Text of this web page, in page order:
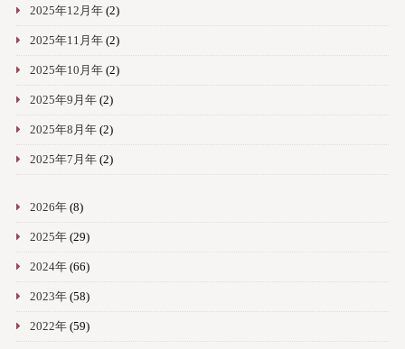
2025年12月年(2)
2025年11月年(2)
2025年10月年(2)
2025年9月年(2)
2025年8月年(2)
2025年7月年(2)
2026年(8)
2025年(29)
2024年(66)
2023年(58)
2022年(59)